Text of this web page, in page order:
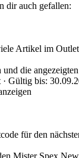
dir auch gefallen:
Artikel im Outlet
die
Gültig bis:
für den